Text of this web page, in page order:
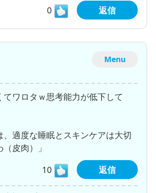
0
返信
Menu
ワロタｗ思考能力が低下して
適度な睡眠とスキンケアは大切
皮肉）」
10
返信